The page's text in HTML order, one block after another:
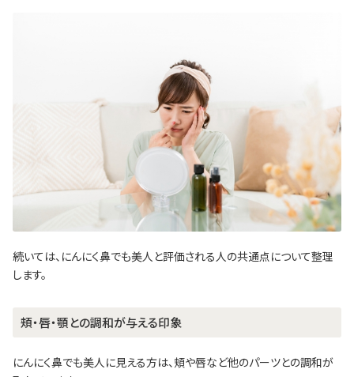
続いては、にんにく鼻でも美人と評価される人の共通点について整理
します。
頬・唇・顎との調和が与える印象
にんにく鼻でも美人に見える方は、頬や唇など他のパーツとの調和が